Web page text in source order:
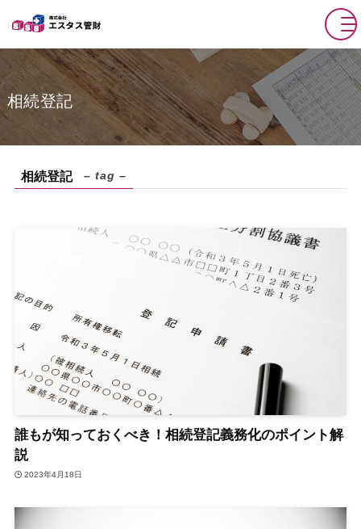
相続登記
相続登記 – tag –
誰もが知っておくべき！相続登記義務化のポイント解
説
2023年4月18日